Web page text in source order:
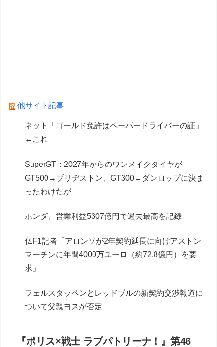
Powered by livedoor 相互RSS
他サイト記事
ネット「ゴールド免許はペーパードライバーの証」
←これ
SuperGT：2027年からのワンメイクタイヤが
GT500→ブリヂストン、GT300→ダンロップに決ま
ったわけだが
ホンダ、営業利益5307億円で過去最高を記録
仏F1記者「アロンソが2年契約延長に向けアストン
マーチンに年間4000万ユーロ（約72.8億円）を要
求」
フェルスタッペンとレッドブルの新契約交渉報道に
ついて父親ヨスが否定
『ポリス×戦士 ラブパトリーナ！』第46